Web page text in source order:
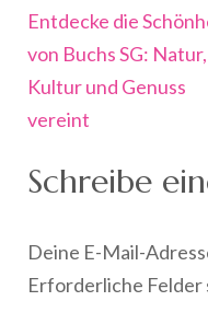
Entdecke die
von Buchs SG: Natur,
Kultur und Genuss
vereint
Schreibe
Deine E-Mail-
Erforderliche Felder